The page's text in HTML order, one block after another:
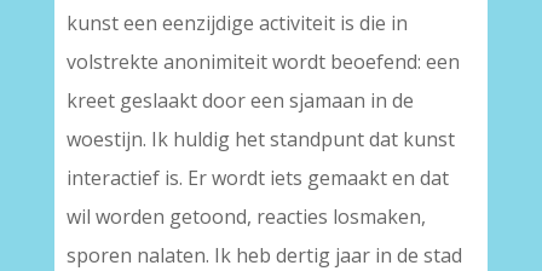
kunst een eenzijdige activiteit is die in
volstrekte anonimiteit wordt beoefend: een
kreet geslaakt door een sjamaan in de
woestijn. Ik huldig het standpunt dat kunst
interactief is. Er wordt iets gemaakt en dat
wil worden getoond, reacties losmaken,
sporen nalaten. Ik heb dertig jaar in de stad